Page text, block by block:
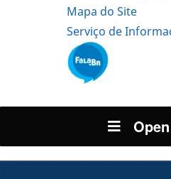
Mapa do Site
Serviço de